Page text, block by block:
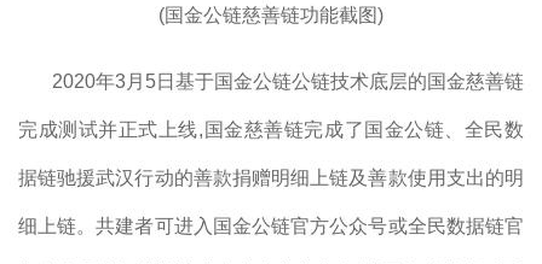
(国金公链慈善链功能截图)
2020年3月5日基于国金公链公链技术底层的国金慈善链
完成测试并正式上线,国金慈善链完成了国金公链、全民数
据链驰援武汉行动的善款捐赠明细上链及善款使用支出的明
细上链。共建者可进入国金公链官方公众号或全民数据链官